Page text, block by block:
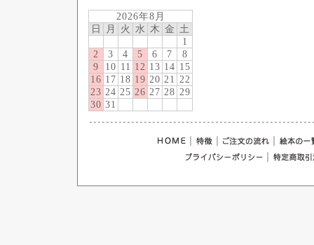
2026年8月
日
月 火 水 木 金 土
1
2
3 4 5 6 7
8
9
10 11 12 13 14 15
16 17 18 19 20 21 22
23 24 25 26 27 28 29
30 31